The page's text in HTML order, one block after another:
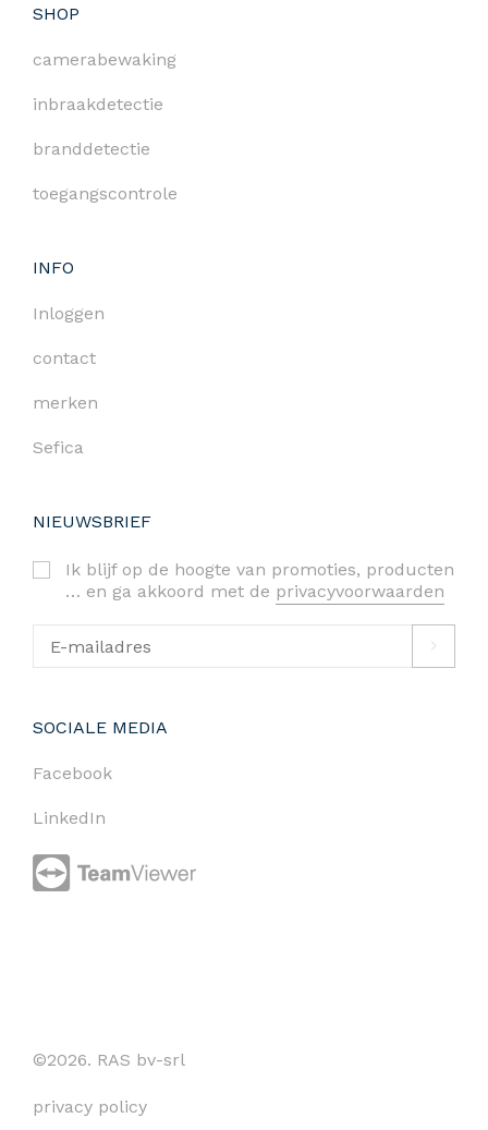
SHOP
camerabewaking
inbraakdetectie
branddetectie
toegangscontrole
INFO
Inloggen
contact
merken
Sefica
NIEUWSBRIEF
Ik blijf op de hoogte van promoties, producten
… en ga akkoord met de privacyvoorwaarden
SOCIALE MEDIA
Facebook
LinkedIn
©2026. RAS bv-srl
privacy policy